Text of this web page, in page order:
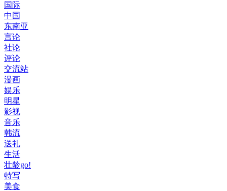
国际
中国
东南亚
言论
社论
评论
交流站
漫画
娱乐
明星
影视
音乐
韩流
送礼
生活
壮龄go!
特写
美食